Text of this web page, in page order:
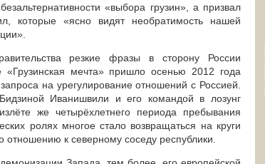
«выбора грузин», а призвал
которые «ясно видят необратимость нашей
резкие фразы в сторону России
«Грузинская мечта» пришло осенью 2012 года
на урегулирование отношений с Россией.
Иванишвили и его командой в лозунг
же четырёхлетнего периода пребывания
ролях многое стало возвращаться на круги
к северному соседу республики.